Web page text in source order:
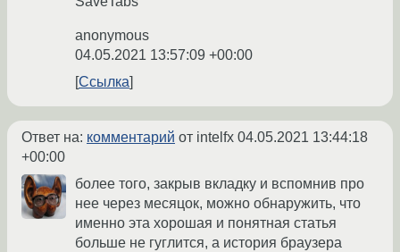
anonymous
04.05.2021 13:57:09 +00:00
Ссылка
Ответ на: комментарий от intelfx 04.05.2021 13:44:18
+00:00
более того, закрыв вкладку и вспомнив про
нее через месяцок, можно обнаружить, что
именно эта хорошая и понятная статья
больше не гуглится, а история браузера